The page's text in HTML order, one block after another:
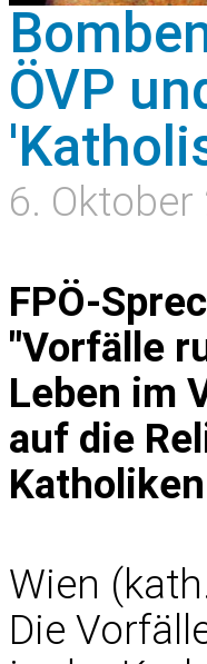
ÖVP
6.
FPÖ-
"Vorfälle
Leben im
auf die
Wien
Die